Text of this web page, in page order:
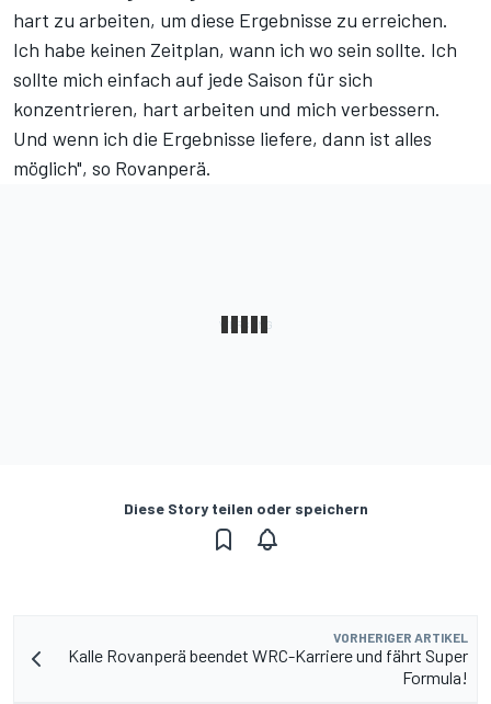
hart zu arbeiten, um diese Ergebnisse zu erreichen.
Ich habe keinen Zeitplan, wann ich wo sein sollte. Ich
sollte mich einfach auf jede Saison für sich
konzentrieren, hart arbeiten und mich verbessern.
Und wenn ich die Ergebnisse liefere, dann ist alles
möglich", so Rovanperä.
Diese Story teilen oder speichern
VORHERIGER ARTIKEL
Kalle Rovanperä beendet WRC-Karriere und fährt Super
Formula!